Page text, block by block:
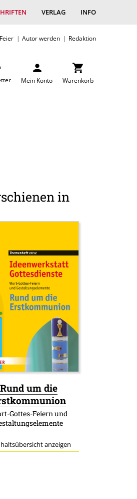
VERLAG INFO
Autor werden Redaktion
Mein Konto Warenkorb
in
Rund um die
Gottes-Feiern und
anzeigen